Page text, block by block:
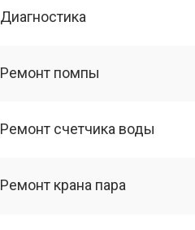
Диагностика
Ремонт помпы
Ремонт счетчика воды
Ремонт крана пара